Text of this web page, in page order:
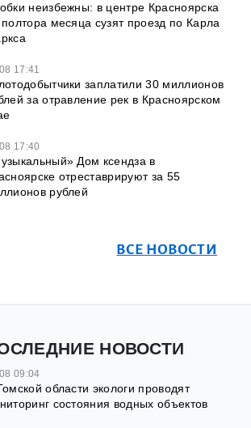
неизбежны: в центре Красноярска
месяца сузят проезд по Карла
17:41
заплатили 30 миллионов
за отравление рек в Красноярском
17:40
Дом ксендза в
отреставрируют за 55
рублей
ВСЕ НОВОСТИ
НОВОСТИ
09:04
области экологи проводят
состояния водных объектов